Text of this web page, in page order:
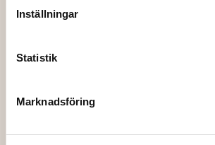
Inställningar
Statistik
Marknadsföring
3,95kr